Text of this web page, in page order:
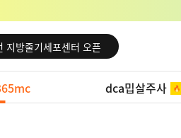
지방줄기세포센터 오픈
지방줄기세포센터 오픈
지방줄기세포센터 오픈
미국 LA점 오픈
dca밉살주사